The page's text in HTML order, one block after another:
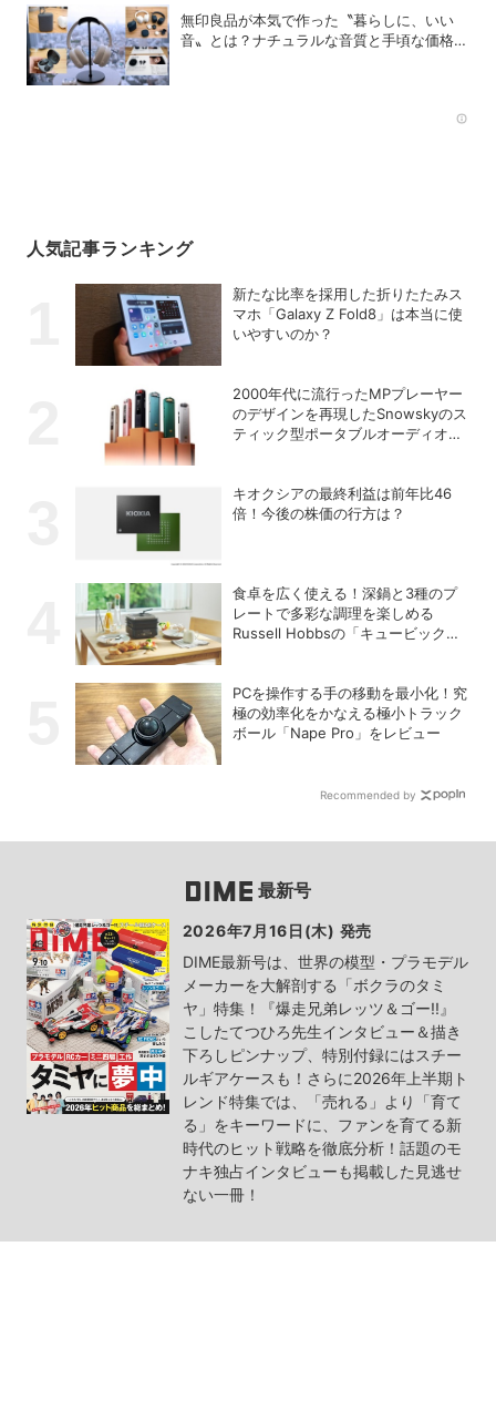
無印良品が本気で作った〝暮らしに、いい
音〟とは？ナチュラルな音質と手頃な価格を
人気記事ランキング
新たな比率を採用した折りたたみス
マホ「Galaxy Z Fold8」は本当に使
いやすいのか？
2000年代に流行ったMPプレーヤー
のデザインを再現したSnowskyのス
ティック型ポータブルオーディオプ
キオクシアの最終利益は前年比46
倍！今後の株価の行方は？
食卓を広く使える！深鍋と3種のプ
レートで多彩な調理を楽しめる
Russell Hobbsの「キュービックホ
PCを操作する手の移動を最小化！究
極の効率化をかなえる極小トラック
ボール「Nape Pro」をレビュー
Recommended by
最新号
2026年7月16日(木) 発売
DIME最新号は、世界の模型・プラモデル
メーカーを大解剖する「ボクラのタミ
ヤ」特集！『爆走兄弟レッツ＆ゴー!!』
こしたてつひろ先生インタビュー＆描き
下ろしピンナップ、特別付録にはスチー
ルギアケースも！さらに2026年上半期ト
レンド特集では、「売れる」より「育て
る」をキーワードに、ファンを育てる新
時代のヒット戦略を徹底分析！話題のモ
ナキ独占インタビューも掲載した見逃せ
ない一冊！